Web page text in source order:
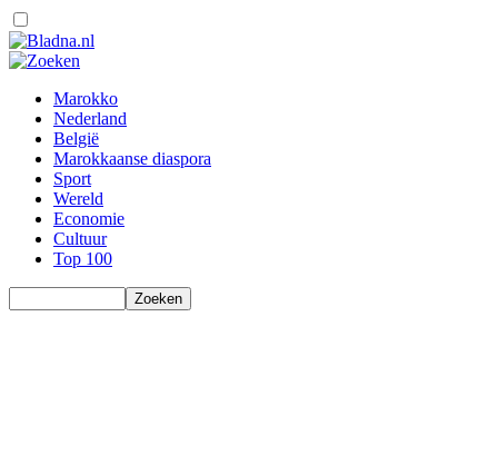
Marokko
Nederland
België
Marokkaanse diaspora
Sport
Wereld
Economie
Cultuur
Top 100